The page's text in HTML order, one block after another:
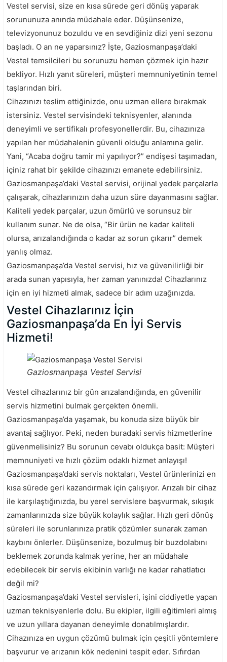
Vestel servisi, size en kısa sürede geri dönüş yaparak
sorununuza anında müdahale eder. Düşünsenize,
televizyonunuz bozuldu ve en sevdiğiniz dizi yeni sezonu
başladı. O an ne yaparsınız? İşte, Gaziosmanpaşa’daki
Vestel temsilcileri bu sorunuzu hemen çözmek için hazır
bekliyor. Hızlı yanıt süreleri, müşteri memnuniyetinin temel
taşlarından biri.
Cihazınızı teslim ettiğinizde, onu uzman ellere bırakmak
istersiniz. Vestel servisindeki teknisyenler, alanında
deneyimli ve sertifikalı profesyonellerdir. Bu, cihazınıza
yapılan her müdahalenin güvenli olduğu anlamına gelir.
Yani, “Acaba doğru tamir mi yapılıyor?” endişesi taşımadan,
içiniz rahat bir şekilde cihazınızı emanete edebilirsiniz.
Gaziosmanpaşa’daki Vestel servisi, orijinal yedek parçalarla
çalışarak, cihazlarınızın daha uzun süre dayanmasını sağlar.
Kaliteli yedek parçalar, uzun ömürlü ve sorunsuz bir
kullanım sunar. Ne de olsa, “Bir ürün ne kadar kaliteli
olursa, arızalandığında o kadar az sorun çıkarır” demek
yanlış olmaz.
Gaziosmanpaşa’da Vestel servisi, hız ve güvenilirliği bir
arada sunan yapısıyla, her zaman yanınızda! Cihazlarınız
için en iyi hizmeti almak, sadece bir adım uzağınızda.
Vestel Cihazlarınız İçin
Gaziosmanpaşa’da En İyi Servis
Hizmeti!
Gaziosmanpaşa Vestel Servisi
Vestel cihazlarınız bir gün arızalandığında, en güvenilir
servis hizmetini bulmak gerçekten önemli.
Gaziosmanpaşa’da yaşamak, bu konuda size büyük bir
avantaj sağlıyor. Peki, neden buradaki servis hizmetlerine
güvenmelisiniz? Bu sorunun cevabı oldukça basit: Müşteri
memnuniyeti ve hızlı çözüm odaklı hizmet anlayışı!
Gaziosmanpaşa’daki servis noktaları, Vestel ürünlerinizi en
kısa sürede geri kazandırmak için çalışıyor. Arızalı bir cihaz
ile karşılaştığınızda, bu yerel servislere başvurmak, sıkışık
zamanlarınızda size büyük kolaylık sağlar. Hızlı geri dönüş
süreleri ile sorunlarınıza pratik çözümler sunarak zaman
kaybını önlerler. Düşünsenize, bozulmuş bir buzdolabını
beklemek zorunda kalmak yerine, her an müdahale
edebilecek bir servis ekibinin varlığı ne kadar rahatlatıcı
değil mi?
Gaziosmanpaşa’daki Vestel servisleri, işini ciddiyetle yapan
uzman teknisyenlerle dolu. Bu ekipler, ilgili eğitimleri almış
ve uzun yıllara dayanan deneyimle donatılmışlardır.
Cihazınıza en uygun çözümü bulmak için çeşitli yöntemlere
başvurur ve arızanın kök nedenini tespit eder. Sıfırdan